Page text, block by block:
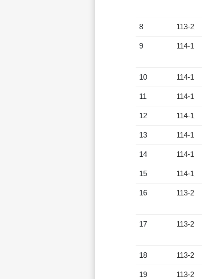
8 113-2
9 114-1
10 114-1
11 114-1
12 114-1
13 114-1
14 114-1
15 114-1
16 113-2
17 113-2
18 113-2
19 113-2